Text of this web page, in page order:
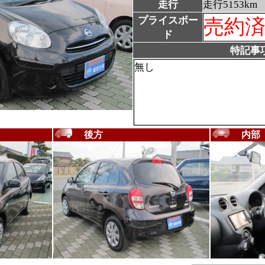
走行
走行5153km
プライスボー
ド
売約
特記事
無し
後方 内部